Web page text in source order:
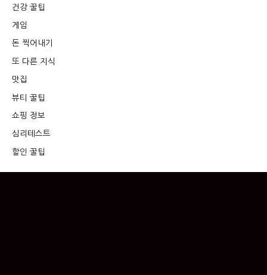
건강 꿀팁
게임
돈 찍어내기
또 다른 지식
맛집
뷰티 꿀팁
쇼핑 정보
심리테스트
할인 꿀팁